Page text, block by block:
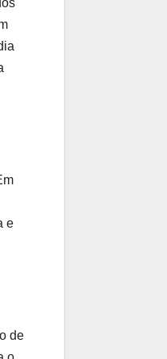
e
de